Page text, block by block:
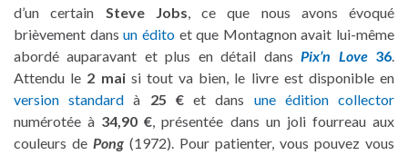
d’un certain Steve Jobs, ce que nous avons évoqué
brièvement dansun éditoet que Montagnon avait lui-même
abordé auparavant et plus en détail dansPix’n Love36.
Attendu le 2 maisi tout va bien, le livre est disponible en
version standard à 25 €et dans une édition collector
numérotée à 34,90 €, présentée dans un joli fourreau aux
couleurs de Pong (1972). Pour patienter, vous pouvez vous